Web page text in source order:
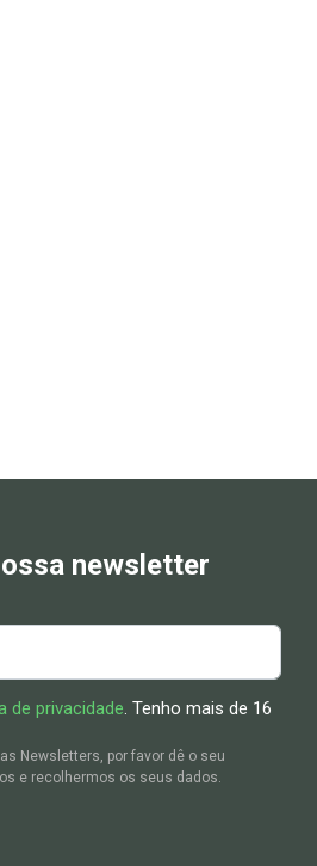
newsletter
de privacidade. Tenho mais de 16
Newsletters, por favor dê o seu
e recolhermos os seus dados.